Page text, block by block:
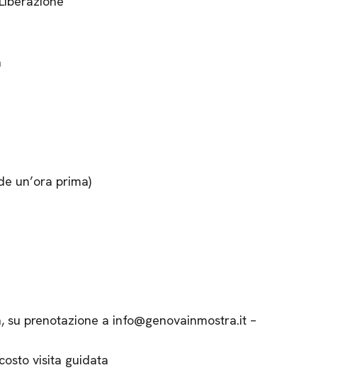
un’ora prima)
su prenotazione a info@genovainmostra.it –
visita guidata